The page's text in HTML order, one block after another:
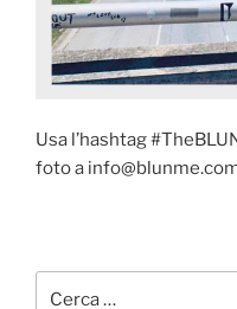
Usa l’hashtag
foto a